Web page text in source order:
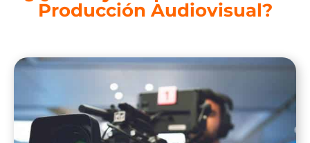
Producción Audiovisual?